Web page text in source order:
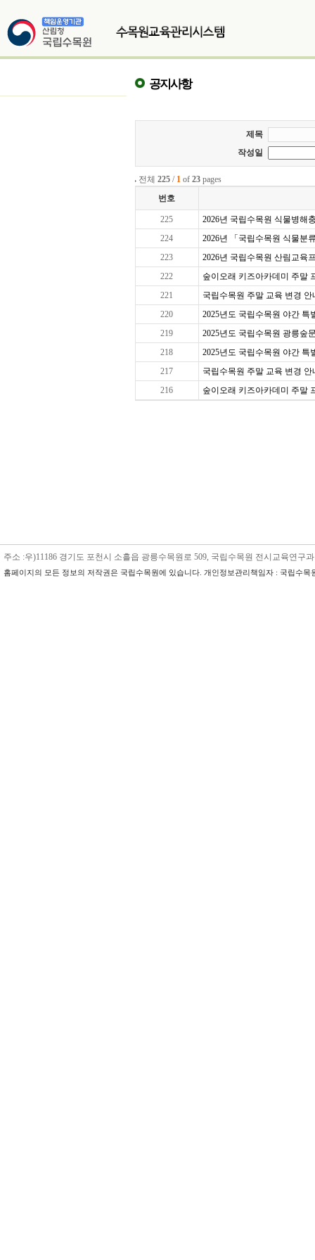
공지사항
제목
작성일
전체 225 / 1 of 23 pages
번호
225
2026년 국립수목원 식물병해
224
2026년 「국립수목원 식물분
223
2026년 국립수목원 산림교육
222
숲이오래 키즈아카데미 주말
221
국립수목원 주말 교육 변경 안
220
2025년도 국립수목원 야간 특
219
2025년도 국립수목원 광릉숲
218
2025년도 국립수목원 야간 특
217
국립수목원 주말 교육 변경
216
숲이오래 키즈아카데미 주말
주소 :우)11186 경기도 포천시 소흘읍 광릉수목원로 509, 국립수목원 전시교육연구
홈페이지의 모든 정보의 저작권은 국립수목원에 있습니다. 개인정보관리책임자 : 국립수목